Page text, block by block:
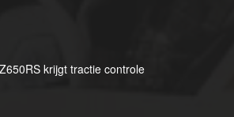
krijgt tractie controle